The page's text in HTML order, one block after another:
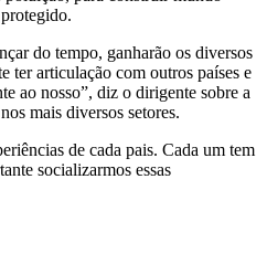
do tempo, ganharão os diversos
ter articulação com outros países e
ao nosso”, diz o dirigente sobre a
mais diversos setores.
de cada pais. Cada um tem
socializarmos essas